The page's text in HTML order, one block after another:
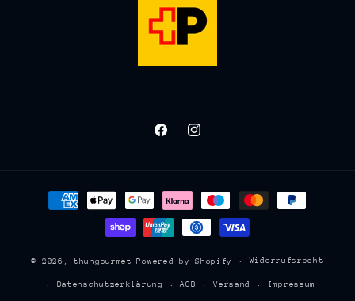
FacebookInstagram
Zahlungsmethoden
© 2026,thungourmet Powered by Shopify Widerrufsrecht
Datenschutzerklärung AGB Versand Impressum